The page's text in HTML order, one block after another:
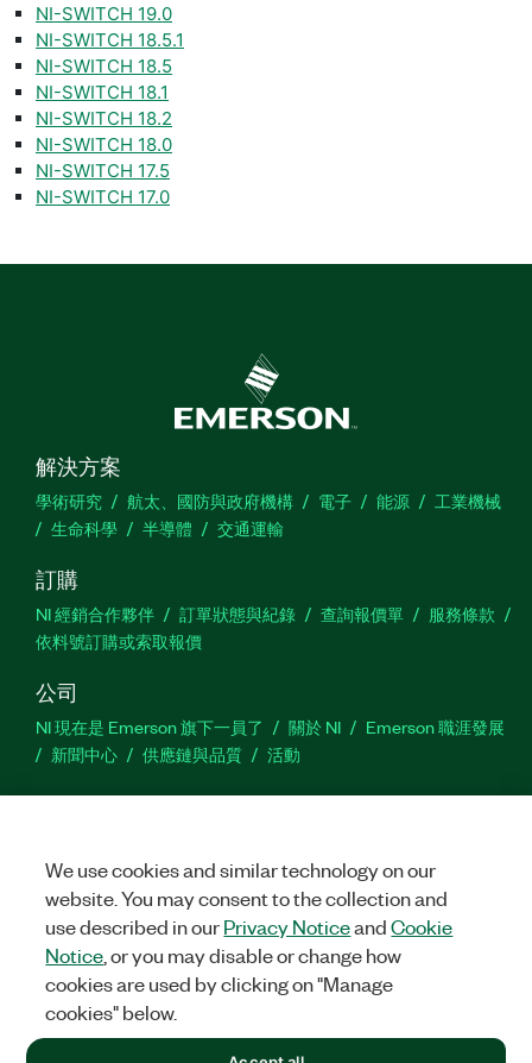
NI-SWITCH 19.0
NI-SWITCH 18.5.1
NI-SWITCH 18.5
NI-SWITCH 18.1
NI-SWITCH 18.2
NI-SWITCH 18.0
NI-SWITCH 17.5
NI-SWITCH 17.0
解決方案
學術研究 航太、國防與政府機構 電子 能源
工業機械
生命科學
半導體 交通運輸
訂購
NI 經銷合作夥伴 訂單狀態與紀錄 查詢報價單
服務條款
依料號訂購或索取報價
公司
NI 現在是 Emerson 旗下一員了 關於 NI
Emerson 職涯發展
新聞中心
供應鏈與品質 活動
支援
站建議
TwitterFacebook
©2026NATIONAL INSTRUMENTS CORP. 保留所有權利。
We use cookies and similar technology on our
website. You may consent to the collection and
use described in ourPrivacy NoticeandCookie
Notice , or you may disable or change how
cookies are used by clicking on "Manage
cookies" below.